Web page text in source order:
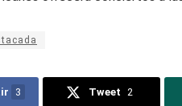
3 Tweet 2